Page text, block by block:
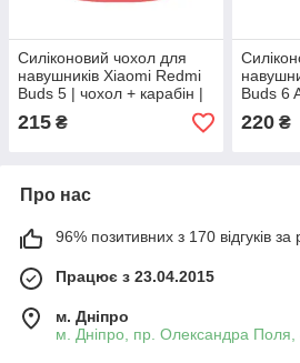
Силіконовий чохол для
навушників Xiaomi Redmi
Buds 5 | чохол + карабін |
червоний
215 ₴
Buds 6
карабін
220₴
Про нас
96% позитивних з 170 відгуків за
Працює з 23.04.2015
м. Дніпро
м. Дніпро, пр. Олександра Поля,